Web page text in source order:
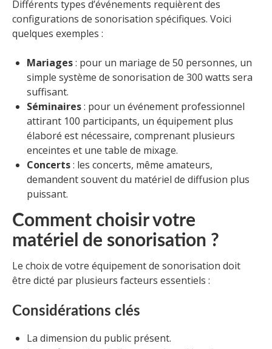
Différents types d’événements requièrent des
configurations de sonorisation spécifiques. Voici
quelques exemples :
Mariages: pour un mariage de 50 personnes, un
simple système de sonorisation de 300 watts sera
suffisant.
Séminaires: pour un événement professionnel
attirant 100 participants, un équipement plus
élaboré est nécessaire, comprenant plusieurs
enceintes et une table de mixage.
Concerts: les concerts, même amateurs,
demandent souvent du matériel de diffusion plus
puissant.
Comment choisir votre
matériel de sonorisation ?
Le choix de votre équipement de sonorisation doit
être dicté par plusieurs facteurs essentiels :
Considérations clés
La dimension du public présent.